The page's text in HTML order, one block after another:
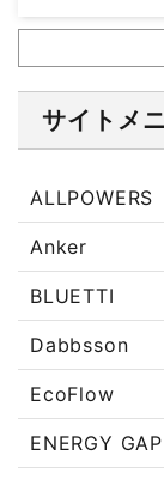
サイトメ
ALLPOWERS
Anker
BLUETTI
Dabbsson
EcoFlow
ENERGY GAP